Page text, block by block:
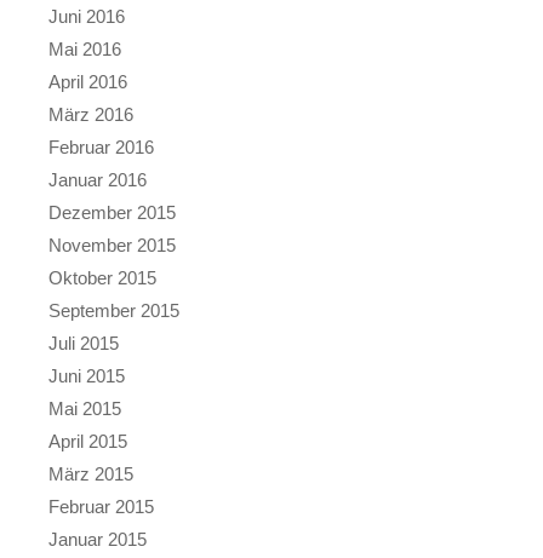
Juni 2016
Mai 2016
April 2016
März 2016
Februar 2016
Januar 2016
Dezember 2015
November 2015
Oktober 2015
September 2015
Juli 2015
Juni 2015
Mai 2015
April 2015
März 2015
Februar 2015
Januar 2015